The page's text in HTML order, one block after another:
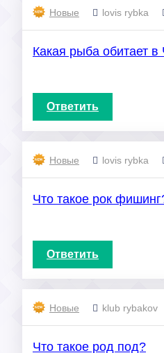
Новые lovis rybka
Какая рыба обитает
Ответить
Новые lovis rybka
Что такое рок
Ответить
Новые klub rybakov
Что такое род под?